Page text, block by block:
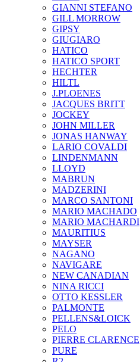
GIANNI STEFANO
GILL MORROW
GIPSY
GIUGIARO
HATICO
HATICO SPORT
HECHTER
HILTL
J.PLOENES
JAСQUES BRITT
JOCKEY
JOHN MILLER
JONAS HANWAY
LARIO COVALDI
LINDENMANN
LLOYD
MABRUN
MADZERINI
MARCO SANTONI
MARIO MACHADO
MARIO MACHARDI
MAURITIUS
MAYSER
NAGANO
NAVIGARE
NEW CANADIAN
NINA RICCI
OTTO KESSLER
PALMONTE
PELLENS&LOICK
PELO
PIERRE CLARENCE
PURE